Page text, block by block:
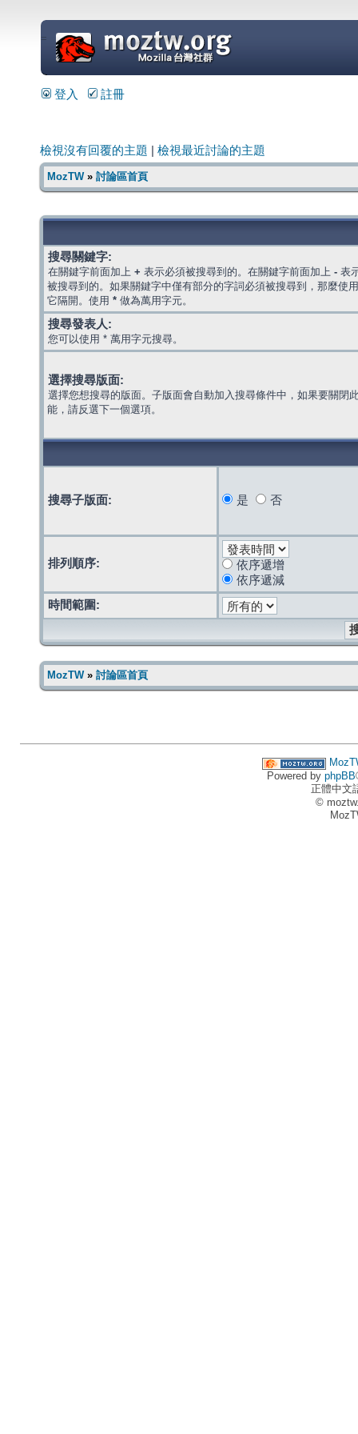
=
登入 註冊
檢視沒有回覆的主題 檢視最近討論的主題
MozTW» 討論區首頁
搜尋關鍵字:
在關鍵字前面加上 + 表示必須被搜尋到的。在關鍵字前面加上 - 表
被搜尋到的。如果關鍵字中僅有部分的字詞必須被搜尋到，那麼使
它隔開。使用 * 做為萬用字元。
搜尋發表人:
您可以使用 * 萬用字元搜尋。
選擇搜尋版面:
選擇您想搜尋的版面。子版面會自動加入搜尋條件中，如果要關閉
能，請反選下一個選項。
搜尋子版面: 是 否
排列順序:
依序遞增
依序遞減
時間範圍:
MozTW» 討論區首頁
Powered by phpBB
正體中文
©